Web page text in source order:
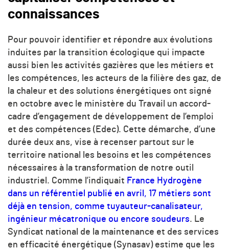
connaissances
Pour pouvoir identifier et répondre aux évolutions
induites par la transition écologique qui impacte
aussi bien les activités gazières que les métiers et
les compétences, les acteurs de la filière des gaz, de
la chaleur et des solutions énergétiques ont signé
en octobre avec le ministère du Travail un accord-
cadre d’engagement de développement de l’emploi
et des compétences (Edec). Cette démarche, d’une
durée deux ans, vise à recenser partout sur le
territoire national les besoins et les compétences
nécessaires à la transformation de notre outil
industriel. Comme l’indiquait France Hydrogène
dans un référentiel publié en avril, 17 métiers sont
déjà en tension, comme tuyauteur-canalisateur,
ingénieur mécatronique ou encore soudeurs. Le
Syndicat national de la maintenance et des services
en efficacité énergétique (Synasav) estime que les